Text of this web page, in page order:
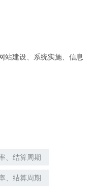
站建设、系统实施、信息
、结算周期
、结算周期